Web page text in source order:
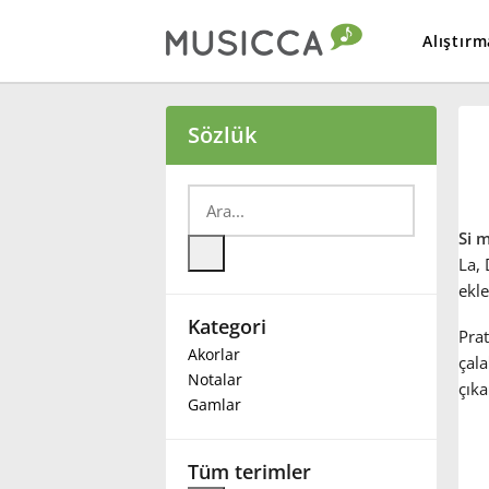
Български
Deutsch
Español
Sözlük
Kategori
Akorlar
Notalar
Gamlar
Tüm terimler
Si
La,